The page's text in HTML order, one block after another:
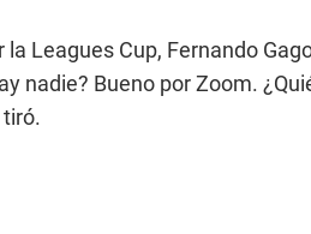
Leagues Cup, Fernando
nadie? Bueno por Zoom.
tiró.